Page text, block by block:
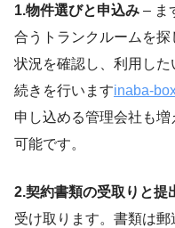
1.物件選びと申込み – ま
合うトランクルームを
状況を確認し、利用し
続きを行いますinaba-
申し込める管理会社も
可能です。
2.契約書類の受取りと提
受け取ります。書類は